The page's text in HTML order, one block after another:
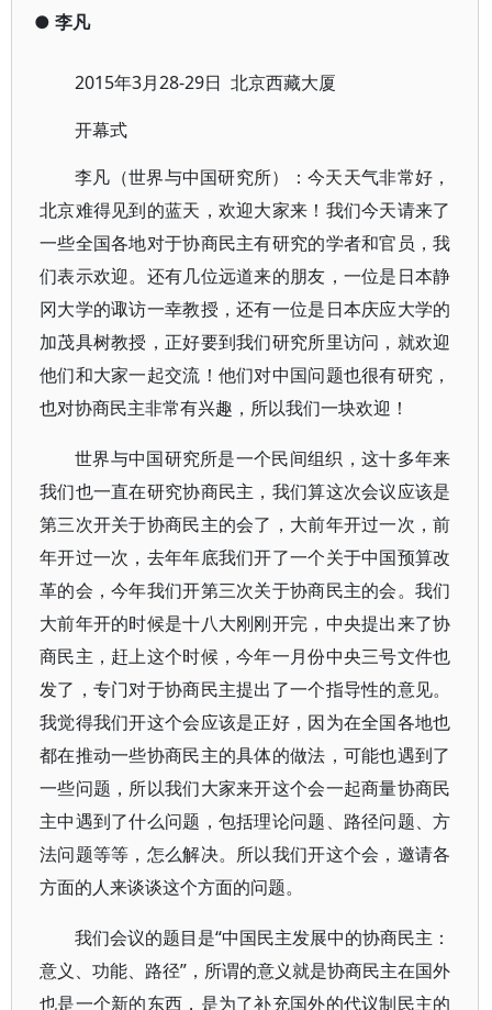
● 李凡
2015年3月28-29日 北京西藏大厦
开幕式
李凡（世界与中国研究所）：今天天气非常好，
北京难得见到的蓝天，欢迎大家来！我们今天请来了
一些全国各地对于协商民主有研究的学者和官员，我
们表示欢迎。还有几位远道来的朋友，一位是日本静
冈大学的诹访一幸教授，还有一位是日本庆应大学的
加茂具树教授，正好要到我们研究所里访问，就欢迎
他们和大家一起交流！他们对中国问题也很有研究，
也对协商民主非常有兴趣，所以我们一块欢迎！
世界与中国研究所是一个民间组织，这十多年来
我们也一直在研究协商民主，我们算这次会议应该是
第三次开关于协商民主的会了，大前年开过一次，前
年开过一次，去年年底我们开了一个关于中国预算改
革的会，今年我们开第三次关于协商民主的会。我们
大前年开的时候是十八大刚刚开完，中央提出来了协
商民主，赶上这个时候，今年一月份中央三号文件也
发了，专门对于协商民主提出了一个指导性的意见。
我觉得我们开这个会应该是正好，因为在全国各地也
都在推动一些协商民主的具体的做法，可能也遇到了
一些问题，所以我们大家来开这个会一起商量协商民
主中遇到了什么问题，包括理论问题、路径问题、方
法问题等等，怎么解决。所以我们开这个会，邀请各
方面的人来谈谈这个方面的问题。
我们会议的题目是“中国民主发展中的协商民主：
意义、功能、路径”，所谓的意义就是协商民主在国外
也是一个新的东西，是为了补充国外的代议制民主的